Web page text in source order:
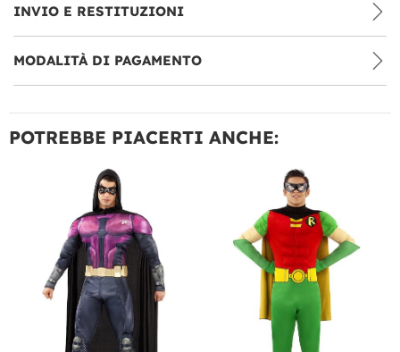
INVIO E RESTITUZIONI
MODALITÀ DI PAGAMENTO
POTREBBE PIACERTI ANCHE: